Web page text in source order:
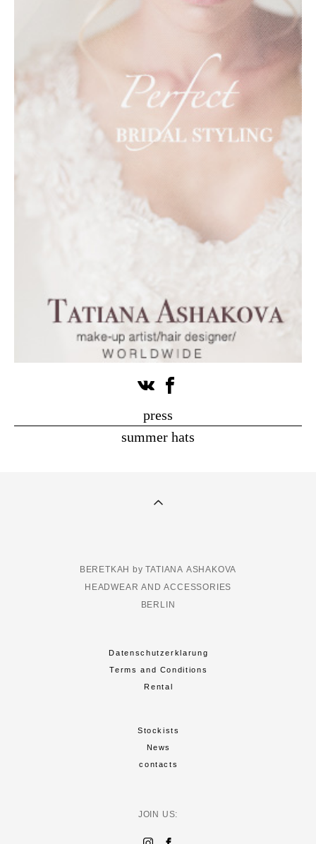
press
summer hats
BERETKAH by TATIANA ASHAKOVA
HEADWEAR AND ACCESSORIES
BERLIN
Datenschutzerklarung
Terms and Conditions
Rental
Stockists
News
contacts
JOIN US: